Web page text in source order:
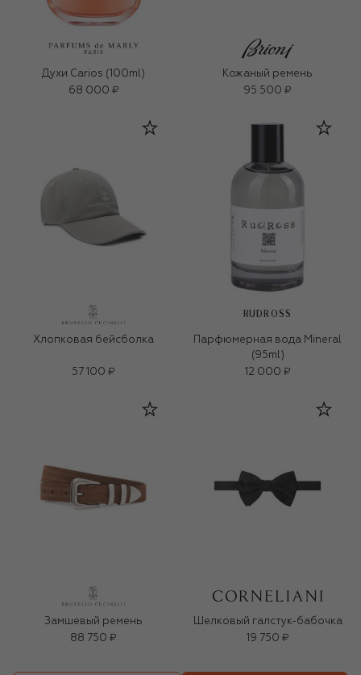
Духи Carios (100ml)
68 000 ₽
Кожаный ремень
95 500 ₽
Хлопковая бейсболка
57 100 ₽
RUDROSS
Парфюмерная вода Mineral
(95ml)
12 000 ₽
Замшевый ремень
88 750 ₽
Шелковый галстук-бабочка
19 750 ₽